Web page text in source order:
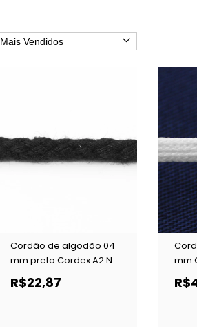
Cordão de algodão 04
mm preto Cordex A2 N
c/ 50 m
R$22,87
mm
c/